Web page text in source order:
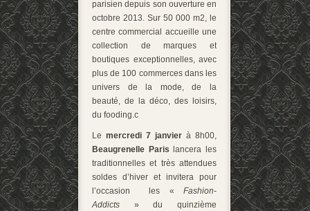
parisien depuis son ouverture en
octobre 2013. Sur 50 000 m2, le
centre commercial accueille une
collection de marques et
boutiques exceptionnelles, avec
plus de 100 commerces dans les
univers de la mode, de la
beauté, de la déco, des loisirs,
du fooding.c
Le mercredi 7 janvier à 8h00,
Beaugrenelle Parislancera les
traditionnelles et très attendues
soldes d’hiver et invitera pour
l’occasion les « Fashion-
Addicts » du quinzième